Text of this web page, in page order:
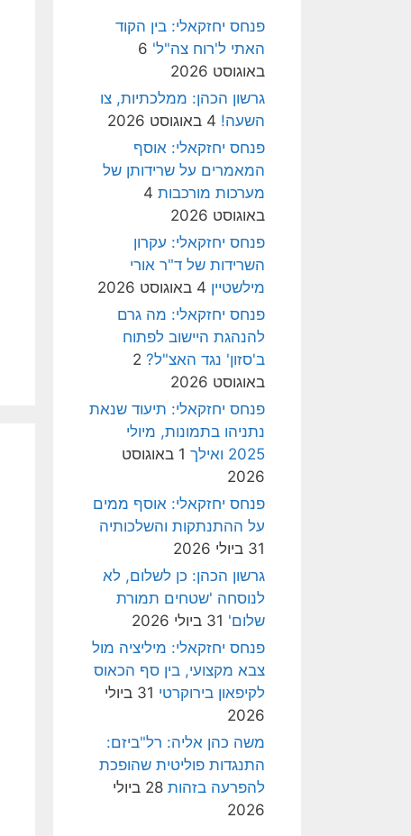
פנחס יחזקאלי: בין הקוד
האתי ל'רוח צה"ל' 6
באוגוסט 2026
גרשון הכהן: ממלכתיות, צו
השעה! 4 באוגוסט 2026
פנחס יחזקאלי: אוסף
המאמרים על שרידותן של
מערכות מורכבות 4
באוגוסט 2026
פנחס יחזקאלי: עקרון
השרידות של ד"ר אורי
מילשטיין 4 באוגוסט 2026
פנחס יחזקאלי: מה גרם
להנהגת היישוב לפתוח
ב'סזון' נגד האצ"ל? 2
באוגוסט 2026
פנחס יחזקאלי: תיעוד שנאת
נתניהו בתמונות, מיולי
2025 ואילך
1 באוגוסט
2026
פנחס יחזקאלי: אוסף ממים
על ההתנתקות והשלכותיה
31 ביולי 2026
גרשון הכהן: כן לשלום, לא
לנוסחה 'שטחים תמורת
שלום' 31 ביולי 2026
פנחס יחזקאלי: מיליציה מול
צבא מקצועי, בין סף הכאוס
לקיפאון בירוקרטי
31 ביולי
2026
משה כהן אליה: רל"ביזם:
התנגדות פוליטית שהופכת
להפרעה בזהות
28 ביולי
2026